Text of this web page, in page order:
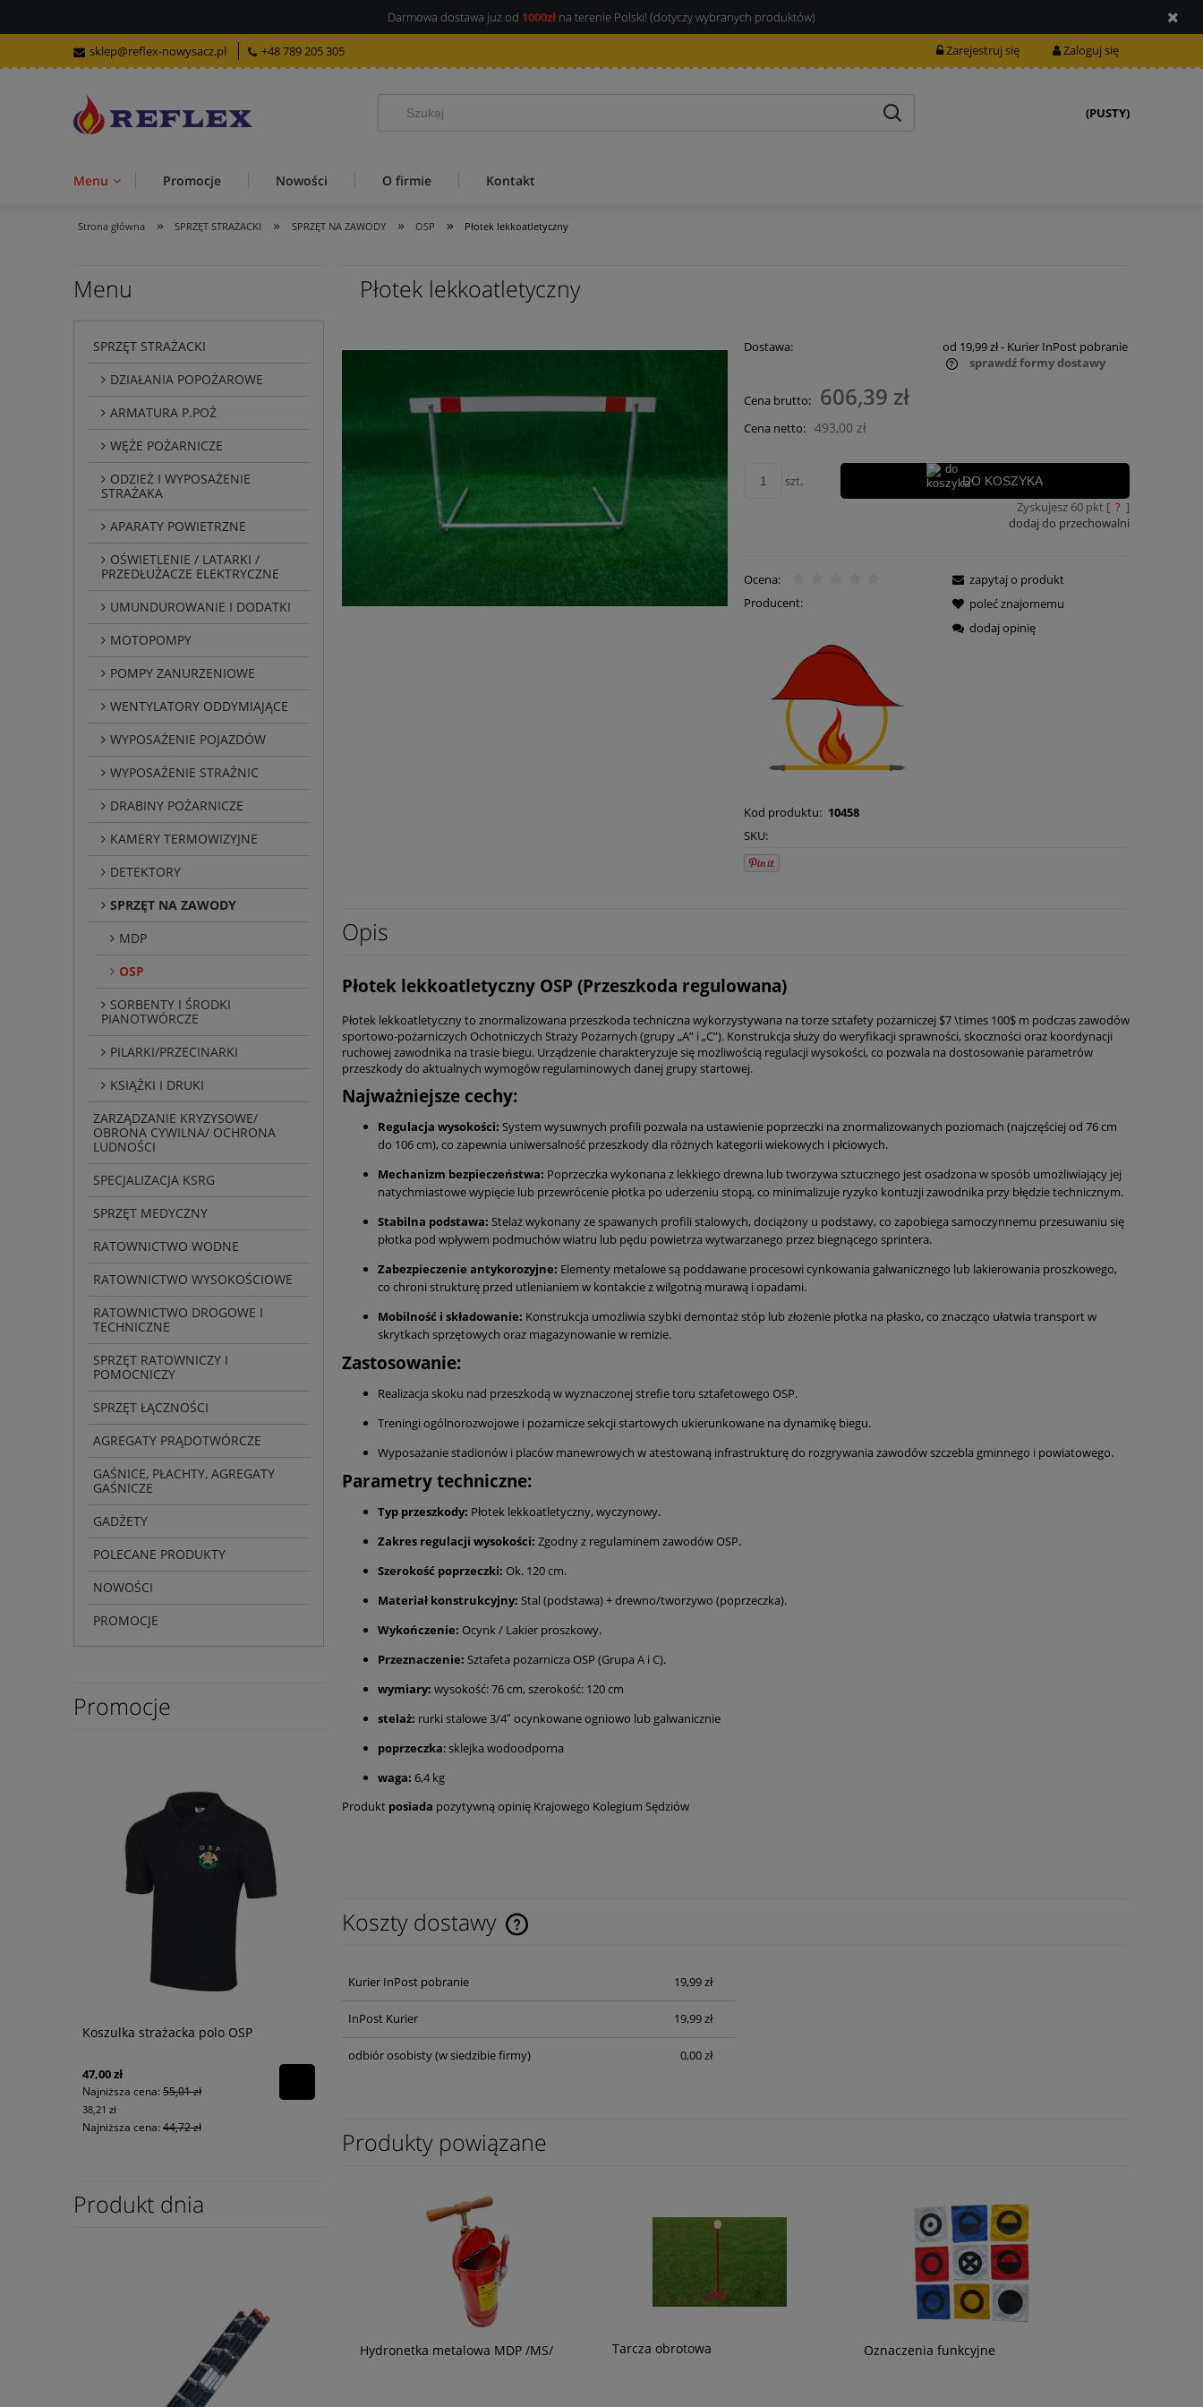
Darmowa dostawa już od 1000zł na terenie Polski! (dotyczy wybranych produktów)
sklep@reflex-nowysacz.pl +48 789 205 305 Zarejestruj się Zaloguj się
(PUSTY)
Menu Promocje Nowości O firmie Kontakt
Strona główna » SPRZĘT STRAŻACKI » SPRZĘT NA ZAWODY » OSP » Płotek lekkoatletyczny
Menu
SPRZĘT STRAŻACKI
DZIAŁANIA POPOŻAROWE
ARMATURA P.POŻ
WĘŻE POŻARNICZE
ODZIEŻ I WYPOSAŻENIE
STRAŻAKA
APARATY POWIETRZNE
OŚWIETLENIE / LATARKI /
PRZEDŁUŻACZE ELEKTRYCZNE
UMUNDUROWANIE I DODATKI
MOTOPOMPY
POMPY ZANURZENIOWE
WENTYLATORY ODDYMIAJĄCE
WYPOSAŻENIE POJAZDÓW
WYPOSAŻENIE STRAŻNIC
DRABINY POŻARNICZE
KAMERY TERMOWIZYJNE
DETEKTORY
SPRZĘT NA ZAWODY
MDP
OSP
SORBENTY I ŚRODKI
PIANOTWÓRCZE
PILARKI/PRZECINARKI
KSIĄŻKI I DRUKI
ZARZĄDZANIE KRYZYSOWE/
OBRONA CYWILNA/ OCHRONA
LUDNOŚCI
SPECJALIZACJA KSRG
SPRZĘT MEDYCZNY
RATOWNICTWO WODNE
RATOWNICTWO WYSOKOŚCIOWE
RATOWNICTWO DROGOWE I
TECHNICZNE
SPRZĘT RATOWNICZY I
POMOCNICZY
SPRZĘT ŁĄCZNOŚCI
AGREGATY PRĄDOTWÓRCZE
GAŚNICE, PŁACHTY, AGREGATY
GAŚNICZE
GADŻETY
POLECANE PRODUKTY
NOWOŚCI
PROMOCJE
Promocje
Koszulka strażacka polo OSP
47,00 zł
Najniższa cena: 55,01 zł
38,21 zł
Najniższa cena: 44,72 zł
Produkt dnia
Płotek lekkoatletyczny
Dostawa: od 19,99 zł- Kurier InPost pobranie
Cena nie zawiera ewentualnych kosztów
sprawdź formy dostawy
Cena brutto: 606,39 zł
Cena netto: 493,00 zł
szt. DO KOSZYKA
Zyskujesz 60pkt [ ? ]
dodaj do przechowalni
Ocena:
Producent:
Kod produktu: 10458
SKU:
zapytaj o produkt
poleć znajomemu
dodaj opinię
Opis
Płotek lekkoatletyczny OSP (Przeszkoda regulowana)
Płotek lekkoatletyczny to znormalizowana przeszkoda techniczna wykorzystywana na torze sztafety pożarniczej $7 \times 100$ m podczas zawodów
sportowo-pożarniczych Ochotniczych Straży Pożarnych (grupy „A” i „C”). Konstrukcja służy do weryfikacji sprawności, skoczności oraz koordynacji
ruchowej zawodnika na trasie biegu. Urządzenie charakteryzuje się możliwością regulacji wysokości, co pozwala na dostosowanie parametrów
przeszkody do aktualnych wymogów regulaminowych danej grupy startowej.
Najważniejsze cechy:
Regulacja wysokości: System wysuwnych profili pozwala na ustawienie poprzeczki na znormalizowanych poziomach (najczęściej od 76 cm
do 106 cm), co zapewnia uniwersalność przeszkody dla różnych kategorii wiekowych i płciowych.
Mechanizm bezpieczeństwa: Poprzeczka wykonana z lekkiego drewna lub tworzywa sztucznego jest osadzona w sposób umożliwiający jej
natychmiastowe wypięcie lub przewrócenie płotka po uderzeniu stopą, co minimalizuje ryzyko kontuzji zawodnika przy błędzie technicznym.
Stabilna podstawa: Stelaż wykonany ze spawanych profili stalowych, dociążony u podstawy, co zapobiega samoczynnemu przesuwaniu się
płotka pod wpływem podmuchów wiatru lub pędu powietrza wytwarzanego przez biegnącego sprintera.
Zabezpieczenie antykorozyjne: Elementy metalowe są poddawane procesowi cynkowania galwanicznego lub lakierowania proszkowego,
co chroni strukturę przed utlenianiem w kontakcie z wilgotną murawą i opadami.
Mobilność i składowanie: Konstrukcja umożliwia szybki demontaż stóp lub złożenie płotka na płasko, co znacząco ułatwia transport w
skrytkach sprzętowych oraz magazynowanie w remizie.
Zastosowanie:
Realizacja skoku nad przeszkodą w wyznaczonej strefie toru sztafetowego OSP.
Treningi ogólnorozwojowe i pożarnicze sekcji startowych ukierunkowane na dynamikę biegu.
Wyposażanie stadionów i placów manewrowych w atestowaną infrastrukturę do rozgrywania zawodów szczebla gminnego i powiatowego.
Parametry techniczne:
Typ przeszkody: Płotek lekkoatletyczny, wyczynowy.
Zakres regulacji wysokości: Zgodny z regulaminem zawodów OSP.
Szerokość poprzeczki: Ok. 120 cm.
Materiał konstrukcyjny: Stal (podstawa) + drewno/tworzywo (poprzeczka).
Wykończenie: Ocynk / Lakier proszkowy.
Przeznaczenie: Sztafeta pożarnicza OSP (Grupa A i C).
wymiary: wysokość: 76 cm, szerokość: 120 cm
stelaż: rurki stalowe 3/4ʺ ocynkowane ogniowo lub galwanicznie
poprzeczka: sklejka wodoodporna
waga: 6,4 kg
Produkt posiada pozytywną opinię Krajowego Kolegium Sędziów
Koszty dostawy
Kurier InPost pobranie 19,99 zł
InPost Kurier 19,99 zł
odbiór osobisty(w siedzibie firmy) 0,00 zł
Produkty powiązane
Hydronetka metalowa MDP /MS/ Tarcza obrotowa Oznaczenia funkcyjne